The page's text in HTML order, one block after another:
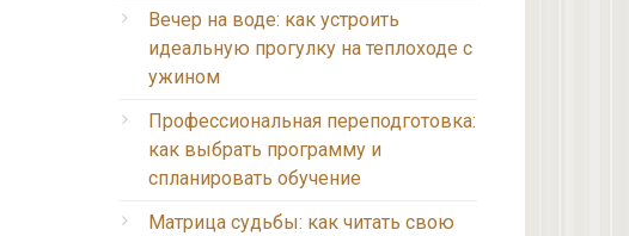
Вечер на воде: как устроить
идеальную прогулку на теплоходе с
ужином
Профессиональная переподготовка:
как выбрать программу и
спланировать обучение
Матрица судьбы: как читать свою